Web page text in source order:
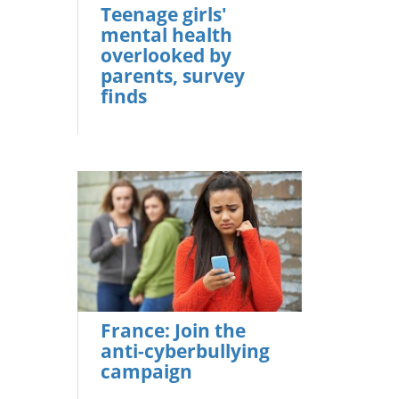
Teenage girls'
mental health
overlooked by
parents, survey
finds
France: Join the
anti-cyberbullying
campaign